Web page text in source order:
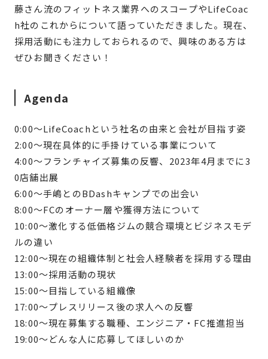
藤さん流のフィットネス業界へのスコープやLifeCoac
h社のこれからについて語っていただきました。現在、
採用活動にも注力しておられるので、興味のある方は
ぜひお聞きください！
Agenda
0:00〜LifeCoachという社名の由来と会社が目指す姿
2:00〜現在具体的に手掛けている事業について
4:00〜フランチャイズ募集の反響、2023年4月までに3
0店舗出展
6:00〜手嶋とのBDashキャンプでの出会い
8:00〜FCのオーナー層や獲得方法について
10:00〜激化する低価格ジムの競合環境とビジネスモデ
ルの違い
12:00〜現在の組織体制と社会人経験者を採用する理由
13:00〜採用活動の現状
15:00〜目指している組織像
17:00〜プレスリリース後の求人への反響
18:00〜現在募集する職種、エンジニア・FC推進担当
19:00〜どんな人に応募してほしいのか